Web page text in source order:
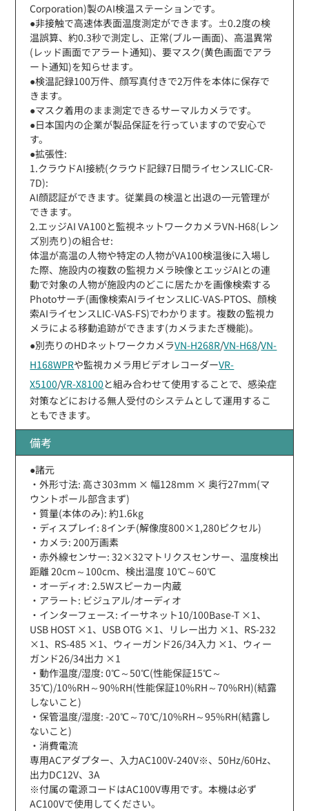
Corporation)製のAI検温ステーションです。
●非接触で高速体表面温度測定ができます。±0.2度の検
温誤算、約0.3秒で測定し、正常(ブルー画面)、高温異常
(レッド画面でアラート通知)、要マスク(黄色画面でアラ
ート通知)を知らせます。
●検温記録100万件、顔写真付きで2万件を本体に保存で
きます。
●マスク着用のまま測定できるサーマルカメラです。
●日本国内の企業が製品保証を行っていますので安心で
す。
●拡張性:
1.クラウドAI接続(クラウド記録7日間ライセンスLIC-CR-
7D):
AI顔認証ができます。従業員の検温と出退の一元管理が
できます。
2.エッジAI VA100と監視ネットワークカメラVN-H68(レン
ズ別売り)の組合せ:
体温が高温の人物や特定の人物がVA100検温後に入場し
た際、施設内の複数の監視カメラ映像とエッジAIとの連
動で対象の人物が施設内のどこに居たかを画像検索する
Photoサーチ(画像検索AIライセンスLIC-VAS-PTOS、顔検
索AIライセンスLIC-VAS-FS)でわかります。複数の監視カ
メラによる移動追跡ができます(カメラまたぎ機能)。
●別売りのHDネットワークカメラVN-H268R/VN-H68/VN-
H168WPRや監視カメラ用ビデオレコーダーVR-
X5100/VR-X8100と組み合わせて使用することで、感染症
対策などにおける無人受付のシステムとして運用するこ
ともできます。
備考
●諸元
・外形寸法: 高さ303mm × 幅128mm × 奥行27mm(マ
ウントポール部含まず)
・質量(本体のみ): 約1.6kg
・ディスプレイ: 8インチ(解像度800×1,280ピクセル)
・カメラ: 200万画素
・赤外線センサー: 32×32マトリクスセンサー、温度検出
距離 20cm～100cm、検出温度 10℃～60℃
・オーディオ: 2.5Wスピーカー内蔵
・アラート: ビジュアル/オーディオ
・インターフェース: イーサネット10/100Base-T ×1、
USB HOST ×1、USB OTG ×1、リレー出力 ×1、RS-232
×1、RS-485 ×1、ウィーガンド26/34入力 ×1、ウィー
ガンド26/34出力 ×1
・動作温度/湿度: 0℃～50℃(性能保証15℃～
35℃)/10%RH～90%RH(性能保証10%RH～70%RH)(結露
しないこと)
・保管温度/湿度: -20℃～70℃/10%RH～95%RH(結露し
ないこと)
・消費電流
専用ACアダプター、入力AC100V-240V※、50Hz/60Hz、
出力DC12V、3A
※付属の電源コードはAC100V専用です。本機は必ず
AC100Vで使用してください。